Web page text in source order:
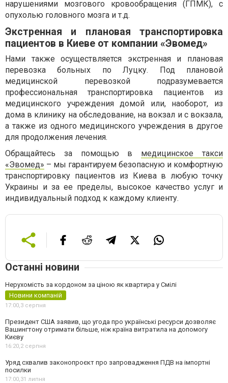
нарушениями мозгового кровообращения (ГПМК), с
опухолью головного мозга и т.д.
Экстренная и плановая транспортировка
пациентов в Киеве от компании «Эвомед»
Нами также осуществляется экстренная и плановая
перевозка больных по Луцку. Под плановой
медицинской перевозкой подразумевается
профессиональная транспортировка пациентов из
медицинского учреждения домой или, наоборот, из
дома в клинику на обследование, на вокзал и с вокзала,
а также из одного медицинского учреждения в другое
для продолжения лечения.
Обращайтесь за помощью в медицинское такси
«Эвомед» – мы гарантируем безопасную и комфортную
транспортировку пациентов из Киева в любую точку
Украины и за ее пределы, высокое качество услуг и
индивидуальный подход к каждому клиенту.
Останні новини
Нерухомість за кордоном за ціною як квартира у Смілі
Новини компаній
17:00,3 серпня
Президент США заявив, що угода про українські ресурси дозволяє
Вашингтону отримати більше, ніж країна витратила на допомогу
Києву
16:20,2 серпня
Уряд схвалив законопроєкт про запровадження ПДВ на імпортні
посилки
17:00,31 липня